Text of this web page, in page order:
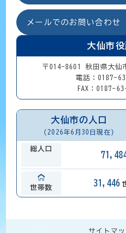
メールでのお問い合わせ
大仙市
〒014-8601 秋田県大仙
電話：0187-
FAX：0187-
大仙市の人口
(2026年6月30日現在)
総人口
世帯数
31,446
サイトマ